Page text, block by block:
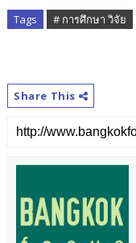
Tags # การศึกษา วิจัย
Share This